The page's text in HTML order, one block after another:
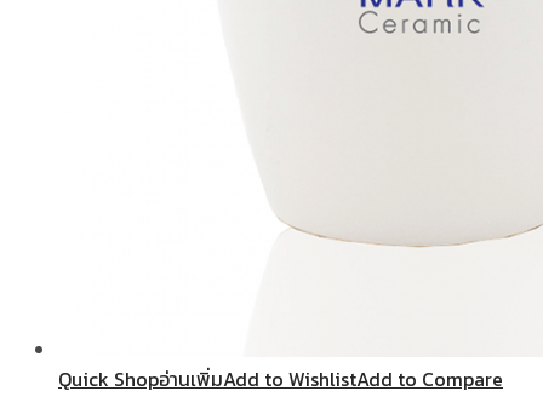
Quick Shopอ่านเพิ่มAdd to WishlistAdd to Compare